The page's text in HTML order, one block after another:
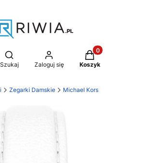
Otwórz wyszukiwarkę
Szukaj Zaloguj się
Produkty w
Koszyk
Zegarki Damskie Michael Kors